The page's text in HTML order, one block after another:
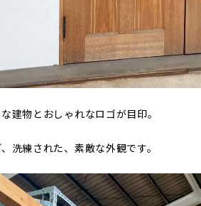
建物とおしゃれなロゴが目印。
洗練された、素敵な外観です。